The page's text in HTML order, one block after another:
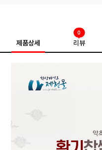
제품상세 리뷰
0